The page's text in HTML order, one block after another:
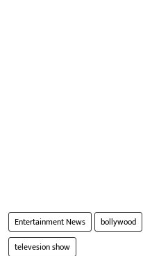
Entertainment News bollywood
televesion show